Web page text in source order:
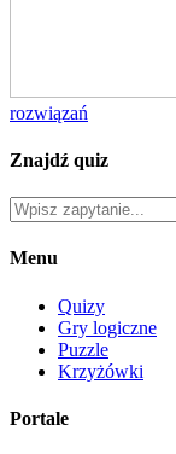
rozwiązań
Znajdź quiz
Menu
Quizy
Gry logiczne
Puzzle
Krzyżówki
Portale